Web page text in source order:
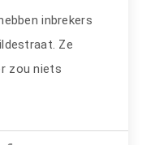
inbrekers
Ze
zou niets